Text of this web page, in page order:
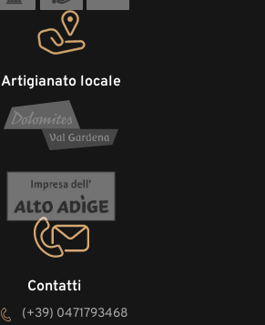
Contatti
(+39) 0471793468
Artigianato locale